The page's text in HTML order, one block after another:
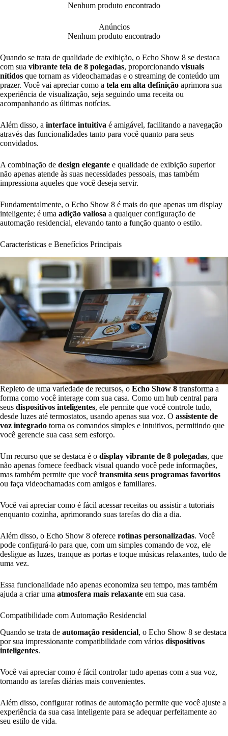
Nenhum produto encontrado
Anúncios
Nenhum produto encontrado
Quando se trata de qualidade de exibição, o Echo Show 8 se destaca
com sua vibrante tela de 8 polegadas, proporcionando visuais
nítidos que tornam as videochamadas e o streaming de conteúdo um
prazer. Você vai apreciar como a tela em alta definição aprimora sua
experiência de visualização, seja seguindo uma receita ou
acompanhando as últimas notícias.
Além disso, a interface intuitiva é amigável, facilitando a navegação
através das funcionalidades tanto para você quanto para seus
convidados.
A combinação de design elegante e qualidade de exibição superior
não apenas atende às suas necessidades pessoais, mas também
impressiona aqueles que você deseja servir.
Fundamentalmente, o Echo Show 8 é mais do que apenas um display
inteligente; é uma adição valiosa a qualquer configuração de
automação residencial, elevando tanto a função quanto o estilo.
Características e Benefícios Principais
Repleto de uma variedade de recursos, o Echo Show 8 transforma a
forma como você interage com sua casa. Como um hub central para
seus dispositivos inteligentes, ele permite que você controle tudo,
desde luzes até termostatos, usando apenas sua voz. O assistente de
voz integrado torna os comandos simples e intuitivos, permitindo que
você gerencie sua casa sem esforço.
Um recurso que se destaca é o display vibrante de 8 polegadas, que
não apenas fornece feedback visual quando você pede informações,
mas também permite que você transmita seus programas favoritos
ou faça videochamadas com amigos e familiares.
Você vai apreciar como é fácil acessar receitas ou assistir a tutoriais
enquanto cozinha, aprimorando suas tarefas do dia a dia.
Além disso, o Echo Show 8 oferece rotinas personalizadas. Você
pode configurá-lo para que, com um simples comando de voz, ele
desligue as luzes, tranque as portas e toque músicas relaxantes, tudo de
uma vez.
Essa funcionalidade não apenas economiza seu tempo, mas também
ajuda a criar uma atmosfera mais relaxante em sua casa.
Compatibilidade com Automação Residencial
Quando se trata de automação residencial, o Echo Show 8 se destaca
por sua impressionante compatibilidade com vários dispositivos
inteligentes.
Você vai apreciar como é fácil controlar tudo apenas com a sua voz,
tornando as tarefas diárias mais convenientes.
Além disso, configurar rotinas de automação permite que você ajuste a
experiência da sua casa inteligente para se adequar perfeitamente ao
seu estilo de vida.